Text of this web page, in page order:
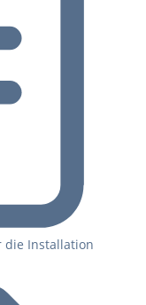
die Installation